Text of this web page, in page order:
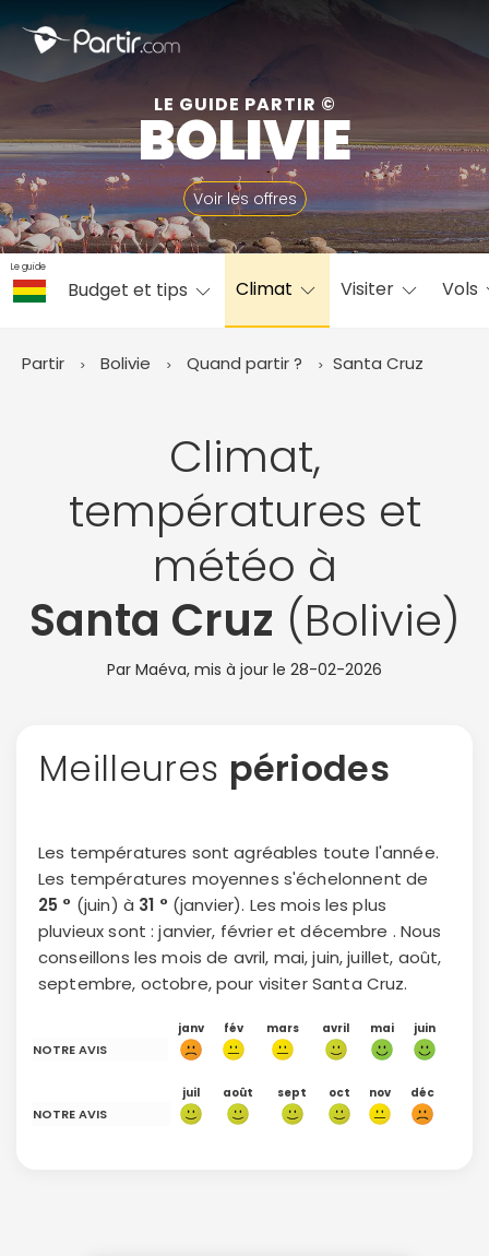
LE GUIDE PARTIR ©
BOLIVIE
Voir les offres
Le guide
Budget et tips Climat Visiter Vols
Partir Bolivie Quand partir ? Santa Cruz
Climat,
températures et
météo à
Santa Cruz (Bolivie)
Par Maéva, mis à jour le 28-02-2026
Meilleures périodes
Les températures sont agréables toute l'année.
Les températures moyennes s'échelonnent de
25 ° (juin) à 31 ° (janvier). Les mois les plus
pluvieux sont : janvier, février et décembre . Nous
conseillons les mois de avril, mai, juin, juillet, août,
septembre, octobre, pour visiter Santa Cruz.
janv fév mars avril mai juin
NOTRE AVIS
juil août sept oct nov déc
NOTRE AVIS
Fermer
📍 Destinations populaires
☀️ Où partir par mois
Mars Avril
Juillet
Août Septembre
Octobre